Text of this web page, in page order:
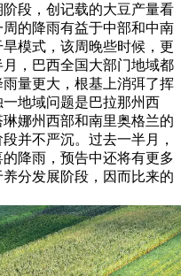
段，创记载的大豆产量看
的降雨有益于中部和中南
模式，该周晚些时候，更
，巴西全国大部门地域都
量更大，根基上消弭了挥
地域问题是巴拉那州西
娜州西部和南里奥格兰的
并不严沉。过去一半月，
降雨，预告中还将有更多
分发展阶段，因而比来的